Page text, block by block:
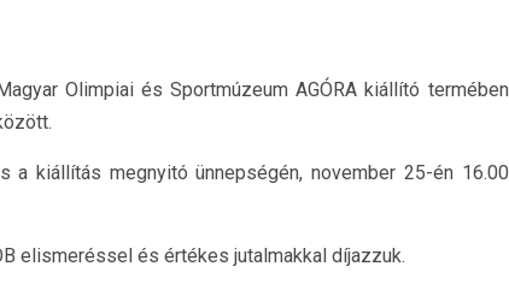
Olimpiai és Sportmúzeum AGÓRA kiállító termében
a kiállítás megnyitó ünnepségén, november 25-én 16.00
elismeréssel és értékes jutalmakkal díjazzuk.